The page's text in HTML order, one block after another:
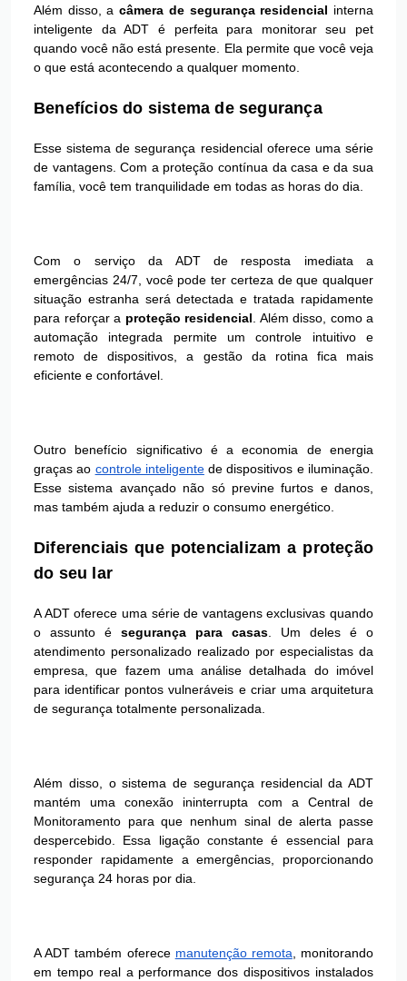
Além disso, acâmera de segurança residencial interna
inteligente da ADT é perfeita para monitorar seu pet
quando você não está presente. Ela permite que você veja
o que está acontecendo a qualquer momento.
Benefícios do sistema de segurança
Esse sistema de segurança residencial oferece uma série
de vantagens. Com a proteção contínua da casa e da sua
família, você tem tranquilidade em todas as horas do dia.
Com o serviço da ADT de resposta imediata a
emergências 24/7, você pode ter certeza de que qualquer
situação estranha será detectada e tratada rapidamente
para reforçar a proteção residencial . Além disso, como a
automação integrada permite um controle intuitivo e
remoto de dispositivos, a gestão da rotina fica mais
eficiente e confortável.
Outro benefício significativo é a economia de energia
graças ao controle inteligentede dispositivos e iluminação.
Esse sistema avançado não só previne furtos e danos,
mas também ajuda a reduzir o consumo energético.
Diferenciais que potencializam a proteção
do seu lar
A ADT oferece uma série de vantagens exclusivas quando
o assunto é segurança para casas . Um deles é o
atendimento personalizado realizado por especialistas da
empresa, que fazem uma análise detalhada do imóvel
para identificar pontos vulneráveis e criar uma arquitetura
de segurança totalmente personalizada.
Além disso, o sistema de segurança residencial da ADT
mantém uma conexão ininterrupta com a Central de
Monitoramento para que nenhum sinal de alerta passe
despercebido. Essa ligação constante é essencial para
responder rapidamente a emergências, proporcionando
segurança 24 horas por dia.
A ADT também oferece manutenção remota , monitorando
em tempo real a performance dos dispositivos instalados